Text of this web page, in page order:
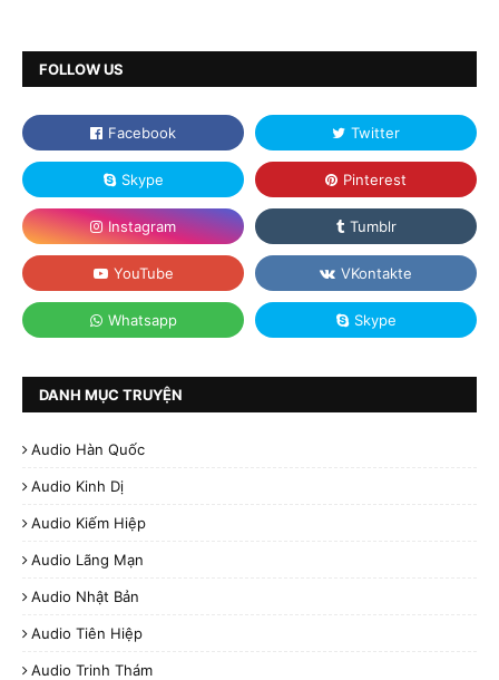
FOLLOW US
DANH MỤC TRUYỆN
Audio Hàn Quốc
Audio Kinh Dị
Audio Kiếm Hiệp
Audio Lãng Mạn
Audio Nhật Bản
Audio Tiên Hiệp
Audio Trinh Thám